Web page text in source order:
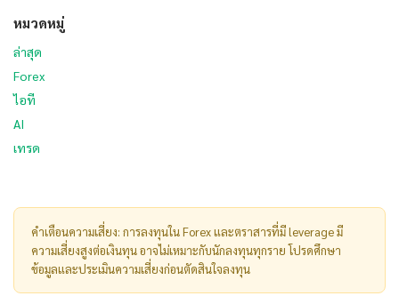
หมวดหมู่
ล่าสุด
Forex
ไอที
AI
เทรด
คำเตือนความเสี่ยง: การลงทุนใน Forex และตราสารที่มี leverage มี
ความเสี่ยงสูงต่อเงินทุน อาจไม่เหมาะกับนักลงทุนทุกราย โปรดศึกษา
ข้อมูลและประเมินความเสี่ยงก่อนตัดสินใจลงทุน